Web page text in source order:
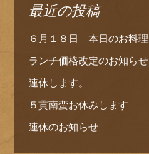
最近の投稿
６月１８日 本日のお料理
ランチ価格改定のお知らせ
連休します。
５貫南蛮お休みします
連休のお知らせ